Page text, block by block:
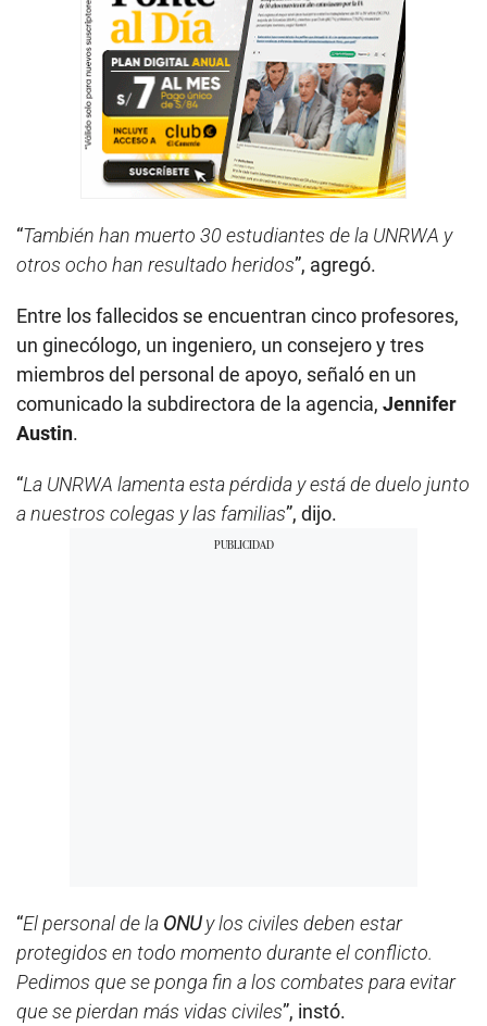
“También han muerto 30 estudiantes de la UNRWA y
otros ocho han resultado heridos”, agregó.
Entre los fallecidos se encuentran cinco profesores,
un ginecólogo, un ingeniero, un consejero y tres
miembros del personal de apoyo, señaló en un
comunicado la subdirectora de la agencia, Jennifer
Austin.
“La UNRWA lamenta esta pérdida y está de duelo junto
a nuestros colegas y las familias”, dijo.
“El personal de la ONUy los civiles deben estar
protegidos en todo momento durante el conflicto.
Pedimos que se ponga fin a los combates para evitar
que se pierdan más vidas civiles”, instó.